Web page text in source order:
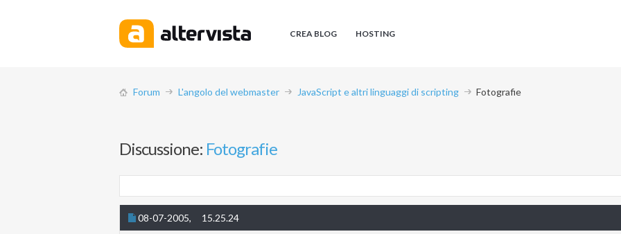
CREA BLOG HOSTING
Forum L'angolo del webmaster JavaScript e altri linguaggi di scripting
Fotografie
Discussione: Fotografie
08-07-2005, 15.25.24